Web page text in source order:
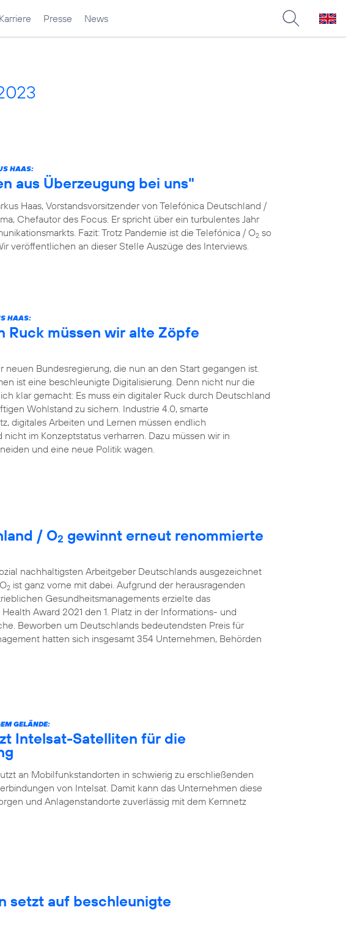
Karriere Presse News
HAAS:
aus Überzeugung bei uns"
Haas, Vorstandsvorsitzender von Telefónica Deutschland /
Chefautor des Focus. Er spricht über ein turbulentes Jahr
Fazit: Trotz Pandemie ist die Telefónica / O2 so
veröffentlichen an dieser Stelle Auszüge des Interviews.
HAAS:
Ruck müssen wir alte Zöpfe
neuen Bundesregierung, die nun an den Start gegangen ist.
ist eine beschleunigte Digitalisierung. Denn nicht nur die
klar gemacht: Es muss ein digitaler Ruck durch Deutschland
Wohlstand zu sichern. Industrie 4.0, smarte
digitales Arbeiten und Lernen müssen endlich
im Konzeptstatus verharren. Dazu müssen wir in
und eine neue Politik wagen.
/ O2 gewinnt erneut renommierte
nachhaltigsten Arbeitgeber Deutschlands ausgezeichnet
2 ist ganz vorne mit dabei. Aufgrund der herausragenden
Gesundheitsmanagements erzielte das
Award 2021 den 1. Platz in der Informations- und
Beworben um Deutschlands bedeutendsten Preis für
hatten sich insgesamt 354 Unternehmen, Behörden
GELÄNDE:
Intelsat-Satelliten für die
an Mobilfunkstandorten in schwierig zu erschließenden
von Intelsat. Damit kann das Unternehmen diese
und Anlagenstandorte zuverlässig mit dem Kernnetz
setzt auf beschleunigte